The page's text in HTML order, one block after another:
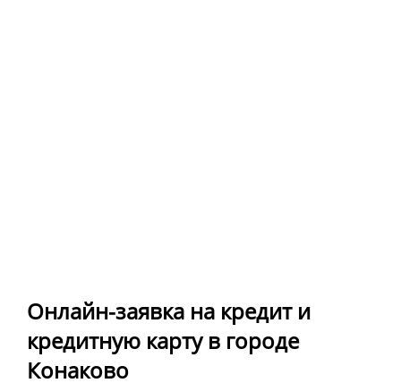
Онлайн-заявка на кредит и
кредитную карту в городе
Конаково